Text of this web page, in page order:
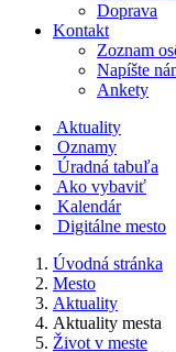
Doprava
Kontakt
Zoznam
Napíšte
Ankety
Aktuality
Oznamy
Úradná tabuľa
Ako vybaviť
Kalendár
Digitálne mesto
Úvodná stránka
Mesto
Aktuality
Aktuality mesta
Život v meste